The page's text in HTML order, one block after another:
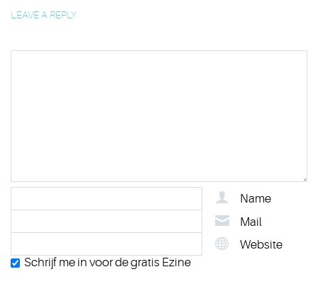
LEAVE A REPLY
Name
Mail
Website
Schrijf me in voor de gratis Ezine